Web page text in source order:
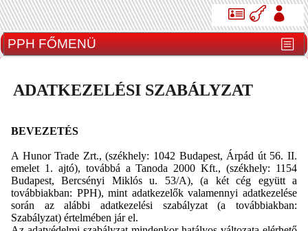
ADATKEZELÉSI SZABÁLYZAT
BEVEZETÉS
A Hunor Trade Zrt., (székhely: 1042 Budapest, Árpád út 56. II.
emelet 1. ajtó), továbbá a Tanoda 2000 Kft., (székhely: 1154
Budapest, Bercsényi Miklós u. 53/A), (a két cég együtt a
továbbiakban: PPH), mint adatkezelők valamennyi adatkezelése
során az alábbi adatkezelési szabályzat (a továbbiakban:
Szabályzat) értelmében jár el.